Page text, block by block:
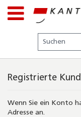
Suche
Registrierte
Wenn Sie ein Konto
Adresse an.